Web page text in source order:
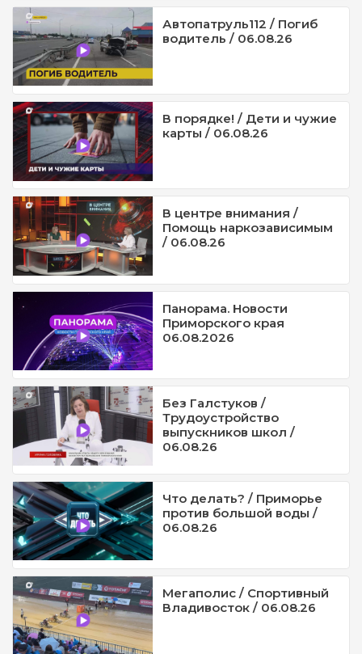
Автопатруль112 / Погиб
водитель / 06.08.26
В порядке! / Дети и чужие
карты / 06.08.26
В центре внимания /
Помощь наркозависимым
/ 06.08.26
Панорама. Новости
Приморского края
06.08.2026
Без Галстуков /
Трудоустройство
выпускников школ /
06.08.26
Что делать? / Приморье
против большой воды /
06.08.26
Мегаполис / Спортивный
Владивосток / 06.08.26